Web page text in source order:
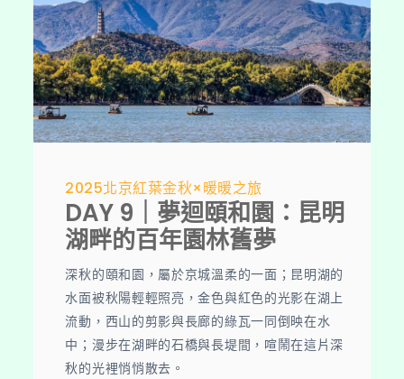
2025北京紅葉金秋×暖暖之旅
DAY 9｜夢迴頤和園：昆明
湖畔的百年園林舊夢
深秋的頤和園，屬於京城溫柔的一面；昆明湖的
水面被秋陽輕輕照亮，金色與紅色的光影在湖上
流動，西山的剪影與長廊的綠瓦一同倒映在水
中；漫步在湖畔的石橋與長堤間，喧鬧在這片深
秋的光裡悄悄散去。